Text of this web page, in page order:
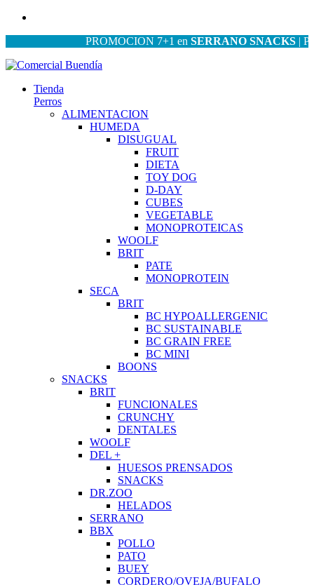
PROMOCION 7+1 enSERRANO SNACKS|
Tienda
Perros
ALIMENTACION
HUMEDA
DISUGUAL
FRUIT
DIETA
TOY DOG
D-DAY
CUBES
VEGETABLE
MONOPROTEICAS
WOOLF
BRIT
PATE
MONOPROTEIN
SECA
BRIT
BC HYPOALLERGENIC
BC SUSTAINABLE
BC GRAIN FREE
BC MINI
BOONS
SNACKS
BRIT
FUNCIONALES
CRUNCHY
DENTALES
WOOLF
DEL +
HUESOS PRENSADOS
SNACKS
DR.ZOO
HELADOS
SERRANO
BBX
POLLO
PATO
BUEY
CORDERO/OVEJA/BUFALO